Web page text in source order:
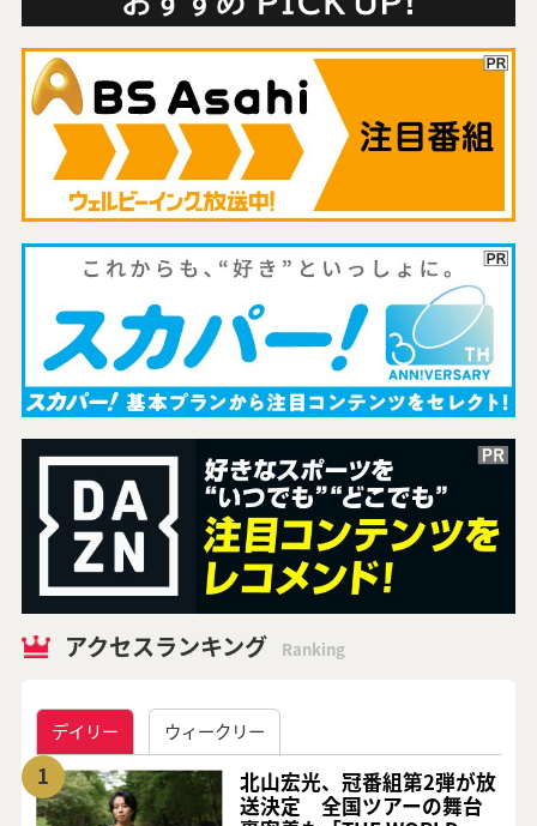
アクセスランキング Ranking
デイリー ウィークリー
1
北山宏光、冠番組第2弾が放
送決定 全国ツアーの舞台